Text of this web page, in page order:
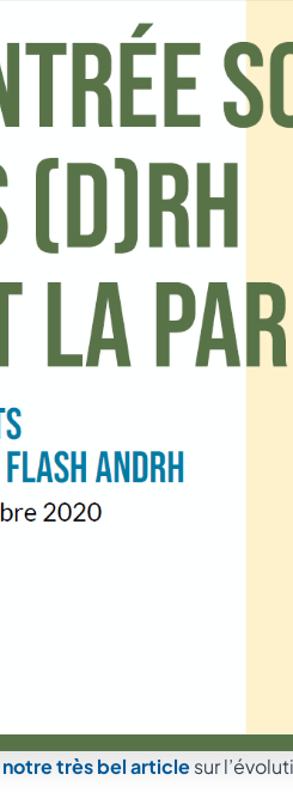
notre très bel articlesur